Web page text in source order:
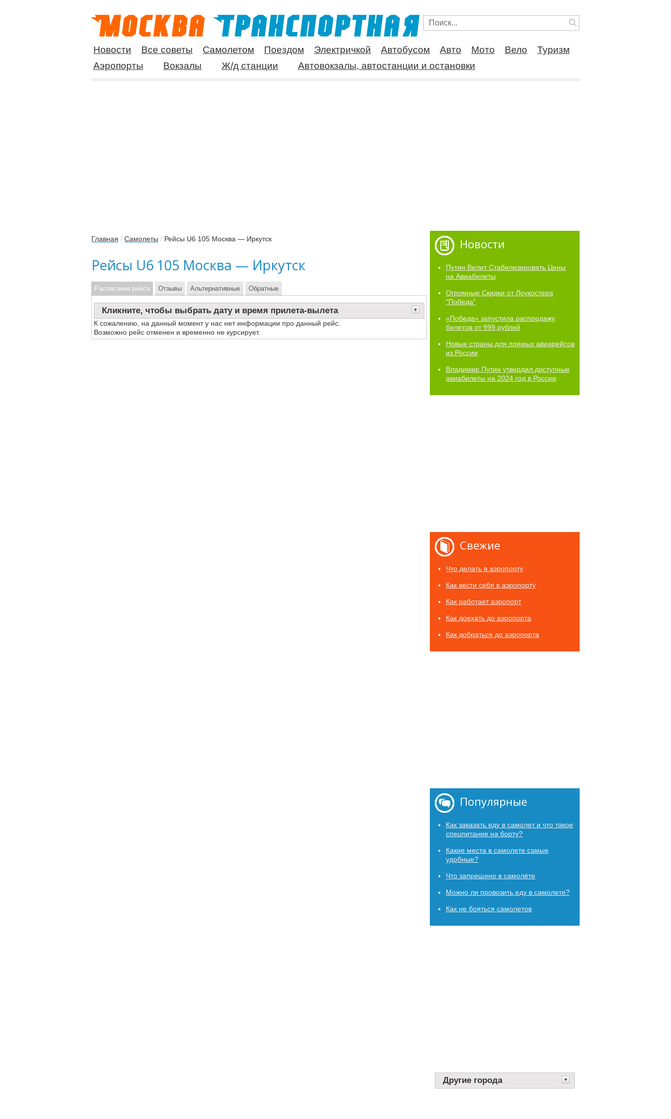
Новости Все советы Самолетом Поездом Электричкой Автобусом Авто Мото Вело
Туризм
Аэропорты
Вокзалы Ж/д станции Автовокзалы, автостанции и остановки
Главная / Самолеты / Рейсы U6 105 Москва — Иркутск
Рейсы U6 105 Москва — Иркутск
Расписание рейса
Кликните, чтобы выбрать дату и время прилета-вылета
К сожалению, на данный момент у нас нет информации про данный рейс.
Возможно рейс отменен и временно не курсирует.
Отзывы Альтернативные Обратные
Новости
Путин Велит Стабилизировать Цены
на Авиабилеты
Огромные Скидки от Лоукостера
"Победа"
«Победа» запустила распродажу
билетов от 999 рублей
Новые страны для прямых авиарейсов
из России
Владимир Путин утвердил доступные
авиабилеты на 2024 год в России
Свежие
Что делать в аэропорту
Как вести себя в аэропорту
Как работает аэропорт
Как доехать до аэропорта
Как добраться до аэропорта
Популярные
Как заказать еду в самолет и что такое
спецпитание на борту?
Какие места в самолете самые
удобные?
Что запрещено в самолёте
Можно ли провозить еду в самолете?
Как не бояться самолетов
Другие города